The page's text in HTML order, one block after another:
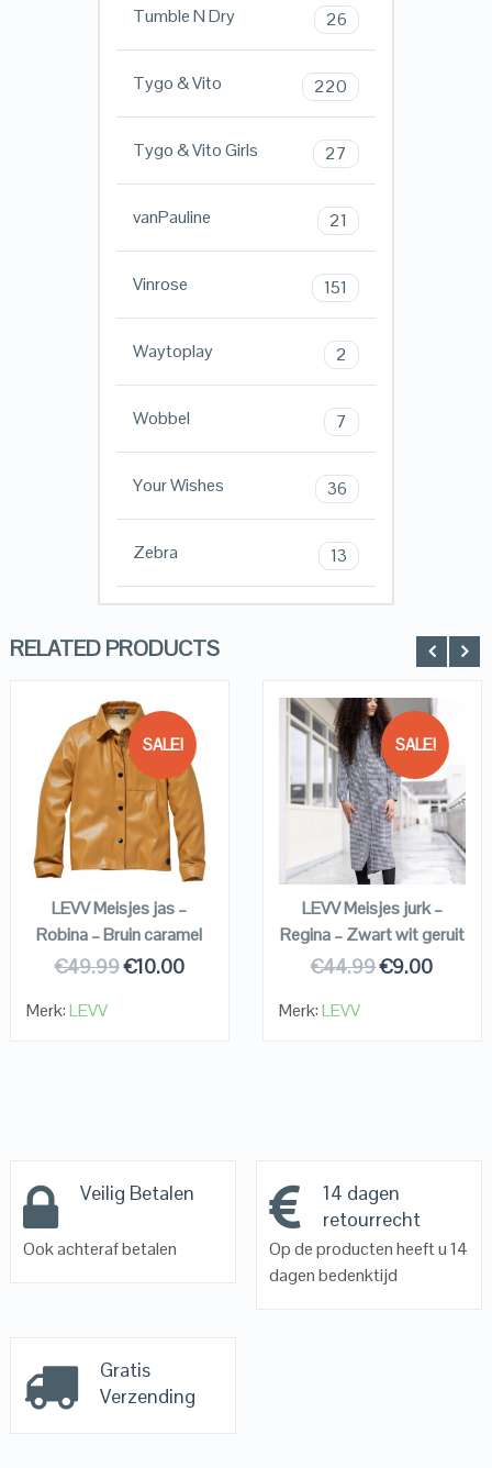
Tumble N Dry 26
Tygo & Vito 220
Tygo & Vito Girls 27
vanPauline 21
Vinrose 151
Waytoplay 2
Wobbel 7
Your Wishes 36
Zebra 13
RELATED PRODUCTS
SALE!
QUICK LOOK
VIEW DETAILS
KOPEN
LEVV Meisjes jas –
Robina – Bruin caramel
€49.99€10.00
Merk:LEVV
SALE!
QUICK LOOK
VIEW DETAILS
KOPEN
LEVV Meisjes jurk –
Regina – Zwart wit geruit
€44.99€9.00
Merk:LEVV
Veilig Betalen
Ook achteraf betalen
14 dagen
retourrecht
Op de producten heeft u 14
dagen bedenktijd
Gratis
Verzending